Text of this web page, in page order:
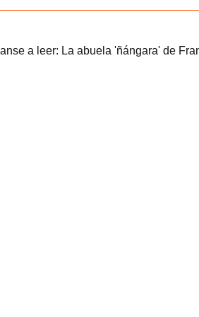
a leer: La abuela 'ñángara' de